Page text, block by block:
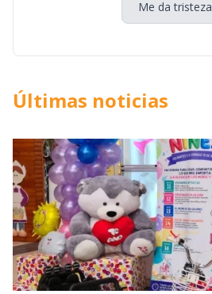
Me da tristeza
Últimas noticias